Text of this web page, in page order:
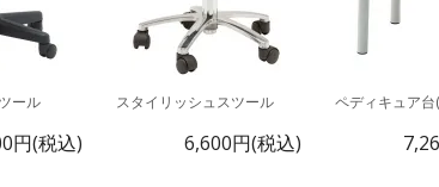
ール
円(税込)
スタイリッシュスツール
6,600円(税込)
ペディキュア